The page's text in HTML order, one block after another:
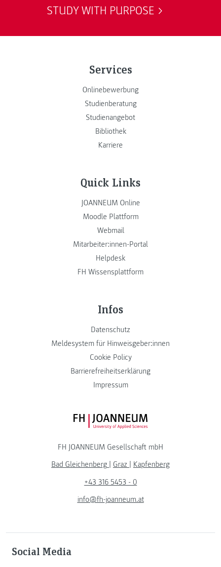
STUDY WITH PURPOSE
Services
Onlinebewerbung
Studienberatung
Studienangebot
Bibliothek
Karriere
Quick Links
JOANNEUM Online
Moodle Plattform
Webmail
Mitarbeiter:innen-Portal
Helpdesk
FH Wissensplattform
Infos
Datenschutz
Meldesystem für Hinweisgeber:innen
Cookie Policy
Barrierefreiheitserklärung
Impressum
FH JOANNEUM Logo
FH JOANNEUM Gesellschaft mbH
Bad Gleichenberg
Graz
Kapfenberg
+43 316 5453 - 0
info@fh-joanneum.at
Social Media